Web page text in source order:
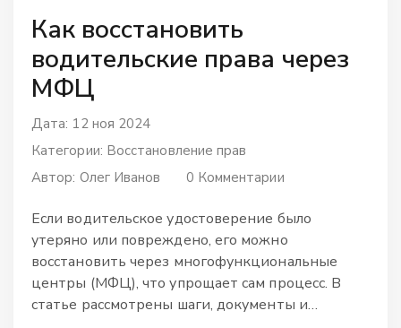
Как восстановить
водительские права через
МФЦ
Дата: 12 ноя 2024
Категории: Восстановление прав
Автор: Олег Иванов 0 Комментарии
Если водительское удостоверение было
утеряно или повреждено, его можно
восстановить через многофункциональные
центры (МФЦ), что упрощает сам процесс. В
статье рассмотрены шаги, документы и